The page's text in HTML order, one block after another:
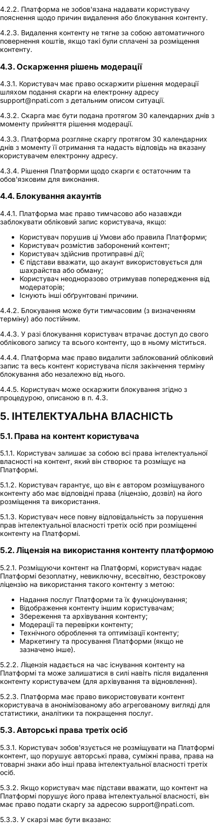
4.2.2. Платформа не зобов'язана надавати користувачу
пояснення щодо причин видалення або блокування контенту.
4.2.3. Видалення контенту не тягне за собою автоматичного
повернення коштів, якщо такі були сплачені за розміщення
контенту.
4.3. Оскарження рішень модерації
4.3.1. Користувач має право оскаржити рішення модерації
шляхом подання скарги на електронну адресу
support@npati.com з детальним описом ситуації.
4.3.2. Скарга має бути подана протягом 30 календарних днів з
моменту прийняття рішення модерації.
4.3.3. Платформа розгляне скаргу протягом 30 календарних
днів з моменту її отримання та надасть відповідь на вказану
користувачем електронну адресу.
4.3.4. Рішення Платформи щодо скарги є остаточним та
обов'язковим для виконання.
4.4. Блокування акаунтів
4.4.1. Платформа має право тимчасово або назавжди
заблокувати обліковий запис користувача, якщо:
Користувач порушив ці Умови або правила Платформи;
Користувач розмістив заборонений контент;
Користувач здійснив протиправні дії;
Є підстави вважати, що акаунт використовується для
шахрайства або обману;
Користувач неодноразово отримував попередження від
модераторів;
Існують інші обґрунтовані причини.
4.4.2. Блокування може бути тимчасовим (з визначенням
терміну) або постійним.
4.4.3. У разі блокування користувач втрачає доступ до свого
облікового запису та всього контенту, що в ньому міститься.
4.4.4. Платформа має право видалити заблокований обліковий
запис та весь контент користувача після закінчення терміну
блокування або незалежно від нього.
4.4.5. Користувач може оскаржити блокування згідно з
процедурою, описаною в п. 4.3.
5. ІНТЕЛЕКТУАЛЬНА ВЛАСНІСТЬ
5.1. Права на контент користувача
5.1.1. Користувач залишає за собою всі права інтелектуальної
власності на контент, який він створює та розміщує на
Платформі.
5.1.2. Користувач гарантує, що він є автором розміщуваного
контенту або має відповідні права (ліцензію, дозвіл) на його
розміщення та використання.
5.1.3. Користувач несе повну відповідальність за порушення
прав інтелектуальної власності третіх осіб при розміщенні
контенту на Платформі.
5.2. Ліцензія на використання контенту платформою
5.2.1. Розміщуючи контент на Платформі, користувач надає
Платформі безоплатну, невиключну, всесвітню, безстрокову
ліцензію на використання такого контенту з метою:
Надання послуг Платформи та їх функціонування;
Відображення контенту іншим користувачам;
Збереження та архівування контенту;
Модерації та перевірки контенту;
Технічного оброблення та оптимізації контенту;
Маркетингу та просування Платформи (якщо не
зазначено інше).
5.2.2. Ліцензія надається на час існування контенту на
Платформі та може залишатися в силі навіть після видалення
контенту користувачем (для архівування та відновлення).
5.2.3. Платформа має право використовувати контент
користувача в анонімізованому або агрегованому вигляді для
статистики, аналітики та покращення послуг.
5.3. Авторські права третіх осіб
5.3.1. Користувач зобов'язується не розміщувати на Платформі
контент, що порушує авторські права, суміжні права, права на
товарні знаки або інші права інтелектуальної власності третіх
осіб.
5.3.2. Якщо користувач має підстави вважати, що контент на
Платформі порушує його права інтелектуальної власності, він
має право подати скаргу за адресою support@npati.com.
5.3.3. У скарзі має бути вказано: